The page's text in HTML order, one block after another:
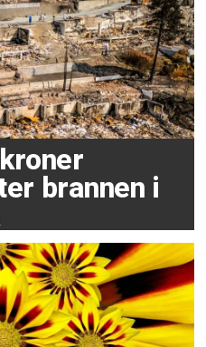
brannen i